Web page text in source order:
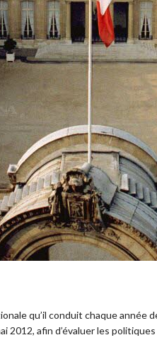
qu’il conduit chaque année
2012, afin d’évaluer les